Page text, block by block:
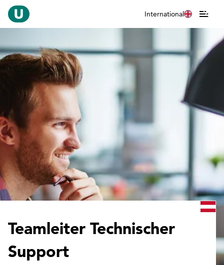
International
Teamleiter Technischer
Support